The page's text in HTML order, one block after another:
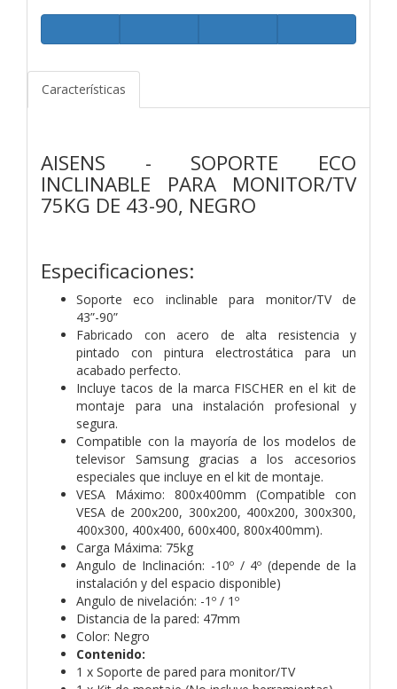
Características
AISENS - SOPORTE ECO
INCLINABLE PARA MONITOR/TV
75KG DE 43-90, NEGRO
Especificaciones:
Soporte eco inclinable para monitor/TV de
43”-90”
Fabricado con acero de alta resistencia y
pintado con pintura electrostática para un
acabado perfecto.
Incluye tacos de la marca FISCHER en el kit de
montaje para una instalación profesional y
segura.
Compatible con la mayoría de los modelos de
televisor Samsung gracias a los accesorios
especiales que incluye en el kit de montaje.
VESA Máximo: 800x400mm (Compatible con
VESA de 200x200, 300x200, 400x200, 300x300,
400x300, 400x400, 600x400, 800x400mm).
Carga Máxima: 75kg
Angulo de Inclinación: -10º / 4º (depende de la
instalación y del espacio disponible)
Angulo de nivelación: -1º / 1º
Distancia de la pared: 47mm
Color: Negro
Contenido:
1 x Soporte de pared para monitor/TV